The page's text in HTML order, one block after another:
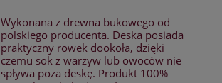
Wykonana z drewna bukowego od
polskiego producenta. Deska posiada
praktyczny rowek dookoła, dzięki
czemu sok z warzyw lub owoców nie
spływa poza deskę. Produkt 100%